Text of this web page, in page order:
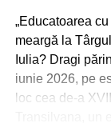
„Educatoarea
meargă la
Iulia? Dragi
iunie 2026, pe
loc cea de-a